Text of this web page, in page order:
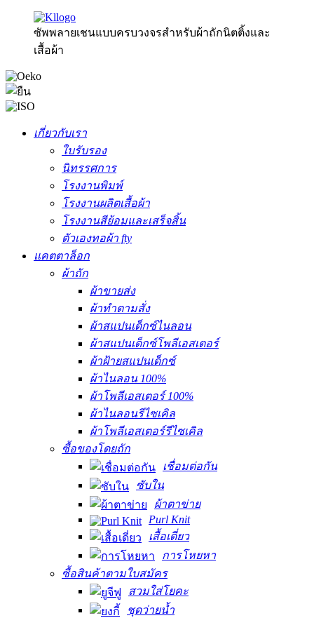
ซัพพลายเชนแบบครบวงจรสำหรับผ้าถักนิตติ้งและ
เสื้อผ้า
เกี่ยวกับเรา
ใบรับรอง
นิทรรศการ
โรงงานพิมพ์
โรงงานผลิตเสื้อผ้า
โรงงานสีย้อมและเสร็จสิ้น
ตัวเองทอผ้า fty
แคตตาล็อก
ผ้าถัก
ผ้าขายส่ง
ผ้าทำตามสั่ง
ผ้าสแปนเด็กซ์ไนลอน
ผ้าสแปนเด็กซ์โพลีเอสเตอร์
ผ้าฝ้ายสแปนเด็กซ์
ผ้าไนลอน 100%
ผ้าโพลีเอสเตอร์ 100%
ผ้าไนลอนรีไซเคิล
ผ้าโพลีเอสเตอร์รีไซเคิล
ซื้อของโดยถัก
เชื่อมต่อกัน
ซับใน
ผ้าตาข่าย
Purl Knit
เสื้อเดี่ยว
การโหยหา
ซื้อสินค้าตามใบสมัคร
สวมใส่โยคะ
ชุดว่ายน้ำ